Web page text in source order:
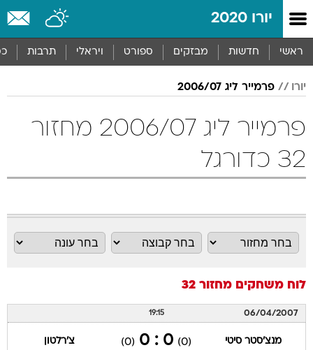
יורו 2020
ראשי חדשות מבזקים ספורט ויראלי תרבות
יורו פרמייר ליג 2006/07
פרמייר ליג 2006/07 מחזור
32 כדורגל
לוח משחקים מחזור 32
06/04/2007
19:15
מנצ'סטר סיטי (0)
0 : 0
(0) צ'רלטון